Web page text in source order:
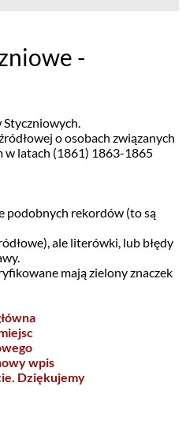
-
Styczniowych.
o osobach związanych
w latach (1861) 1863-1865
podobnych rekordów (to są
ale literówki, lub błędy
mają zielony znaczek
wpis
Dziękujemy